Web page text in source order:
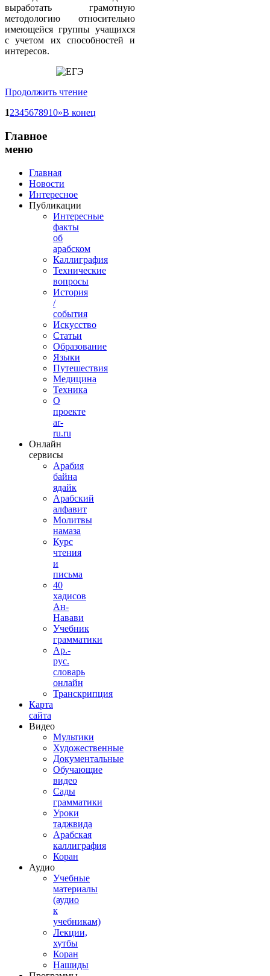
выработать грамотную
методологию относительно
имеющейся группы учащихся
с учетом их способностей и
интересов.
Продолжить чтение
12345678910»В конец
Главное
меню
Главная
Новости
Интересное
Публикации
Интересные
факты
об
арабском
Каллиграфия
Технические
вопросы
История
/
события
Искусство
Статьи
Образование
Языки
Путешествия
Медицина
Техника
О
проекте
ar-
ru.ru
Онлайн
сервисы
Арабия
байна
ядайк
Арабский
алфавит
Молитвы
намаза
Курс
чтения
и
письма
40
хадисов
Ан-
Навави
Учебник
грамматики
Ар.-
рус.
словарь
онлайн
Транскрипция
Карта
сайта
Видео
Мультики
Художественные
Документальные
Обучающие
видео
Сады
грамматики
Уроки
таджвида
Арабская
каллиграфия
Коран
Аудио
Учебные
материалы
(аудио
к
учебникам)
Лекции,
хутбы
Коран
Нашиды